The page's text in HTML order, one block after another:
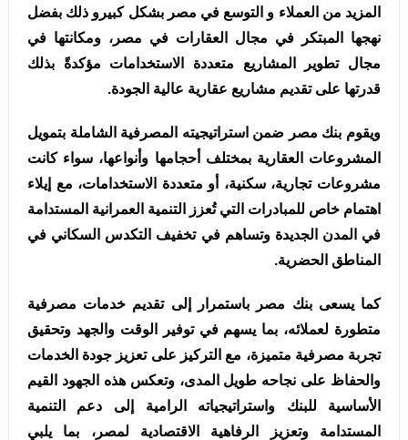
المزيد من العملاء و التوسع في مصر بشكل كبيرو ذلك بفضل
نهجها المبتكر في مجال العقارات في مصر، ومكانتها في
مجال تطوير المشاريع متعددة الاستخدامات مؤكدةً بذلك
قدرتها على تقديم مشاريع عقارية عالية الجودة.
ويقوم بنك مصر ضمن استراتيجيته المصرفية الشاملة بتمويل
المشروعات العقارية بمختلف أحجامها وأنواعها، سواء كانت
مشروعات تجارية، سكنية، أو متعددة الاستخدامات، مع إيلاء
اهتمام خاص للمبادرات التي تُعزز التنمية العمرانية المستدامة
في المدن الجديدة وتساهم في تخفيف التكدس السكاني في
المناطق الحضرية.
كما يسعى بنك مصر باستمرار إلى تقديم خدمات مصرفية
متطورة لعملائه، بما يسهم في توفير الوقت والجهد وتحقيق
تجربة مصرفية متميزة، مع التركيز على تعزيز جودة الخدمات
والحفاظ على نجاحه طويل المدى، وتعكس هذه الجهود القيم
الأساسية للبنك واستراتيجياته الرامية إلى دعم التنمية
المستدامة وتعزيز الرفاهية الاقتصادية لمصر، بما يلبي